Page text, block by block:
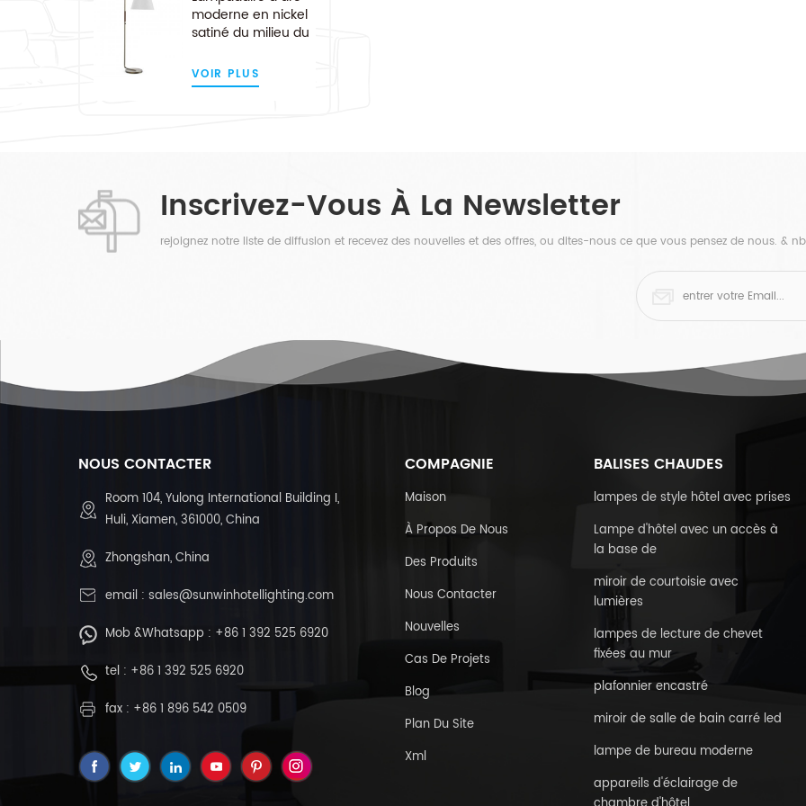
moderne en nickel
satiné du milieu du
VOIR PLUS
Inscrivez-Vous À La Newsletter
rejoignez notre liste de diffusion et recevez des nouvelles et des offres, ou dites-nous ce que vous pensez de nous. &
NOUS CONTACTER
Room 104, Yulong International Building I,
Huli, Xiamen, 361000, China
Zhongshan, China
email : sales@sunwinhotellighting.com
Mob &Whatsapp : +86 1 392 525 6920
tel : +86 1 392 525 6920
fax : +86 1 896 542 0509
COMPAGNIE
Maison
À Propos De Nous
Des Produits
Nous Contacter
Nouvelles
Cas De Projets
Blog
Plan Du Site
Xml
BALISES CHAUDES
lampes de style hôtel avec prises
Lampe d'hôtel avec un accès à
la base de
miroir de courtoisie avec
lumières
lampes de lecture de chevet
fixées au mur
plafonnier encastré
miroir de salle de bain carré led
lampe de bureau moderne
appareils d'éclairage de